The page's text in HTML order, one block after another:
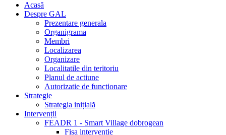
Acasă
Despre GAL
Prezentare generala
Organigrama
Membri
Localizarea
Organizare
Localitatile din teritoriu
Planul de actiune
Autorizatie de functionare
Strategie
Strategia inițială
Intervenții
FEADR 1 - Smart Village dobrogean
Fisa interventie